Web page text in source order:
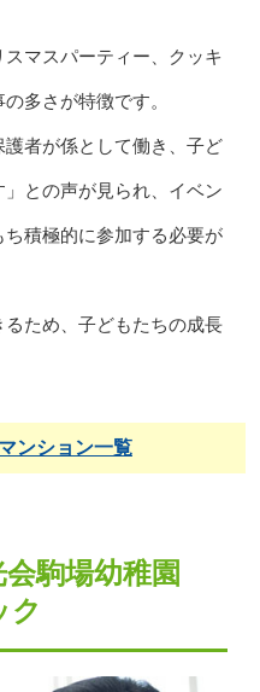
マスパーティー、クッキ
多さが特徴です。
者が係として働き、子ど
との声が見られ、イベン
ち積極的に参加する必要が
ため、子どもたちの成長
ンション一覧
駒場幼稚園
ク